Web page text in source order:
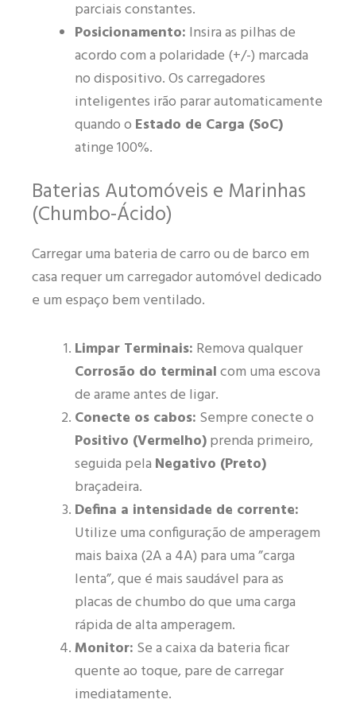
parciais constantes.
Posicionamento: Insira as pilhas de
acordo com a polaridade (+/-) marcada
no dispositivo. Os carregadores
inteligentes irão parar automaticamente
quando o Estado de Carga (SoC)
atinge 100%.
Baterias Automóveis e Marinhas
(Chumbo-Ácido)
Carregar uma bateria de carro ou de barco em
casa requer um carregador automóvel dedicado
e um espaço bem ventilado.
Limpar Terminais: Remova qualquer
Corrosão do terminalcom uma escova
de arame antes de ligar.
Conecte os cabos: Sempre conecte o
Positivo (Vermelho)prenda primeiro,
seguida pela Negativo (Preto)
braçadeira.
Defina a intensidade de corrente:
Utilize uma configuração de amperagem
mais baixa (2A a 4A) para uma ”carga
lenta”, que é mais saudável para as
placas de chumbo do que uma carga
rápida de alta amperagem.
Monitor: Se a caixa da bateria ficar
quente ao toque, pare de carregar
imediatamente.